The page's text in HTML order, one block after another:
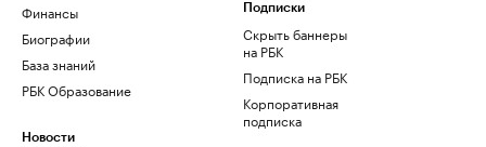
Финансы
Биографии
База знаний
РБК Образование
Новости
Подписки
Скрыть баннеры
на РБК
Подписка на РБК
Корпоративная
подписка